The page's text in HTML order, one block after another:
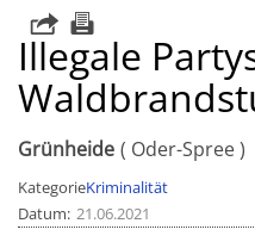
Illegale
Grünheide Oder-Spree
KategorieKriminalität
Datum 21.06.2021